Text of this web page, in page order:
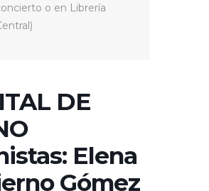
o en Librería
DE
Elena
Gómez